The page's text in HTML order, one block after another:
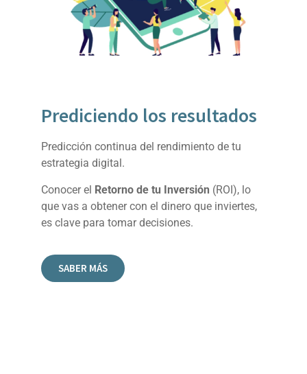
Prediciendo los resultados
Predicción continua del rendimiento de tu
estrategia digital.
Conocer el Retorno de tu Inversión (ROI), lo
que vas a obtener con el dinero que inviertes,
es clave para tomar decisiones.
SABER MÁS